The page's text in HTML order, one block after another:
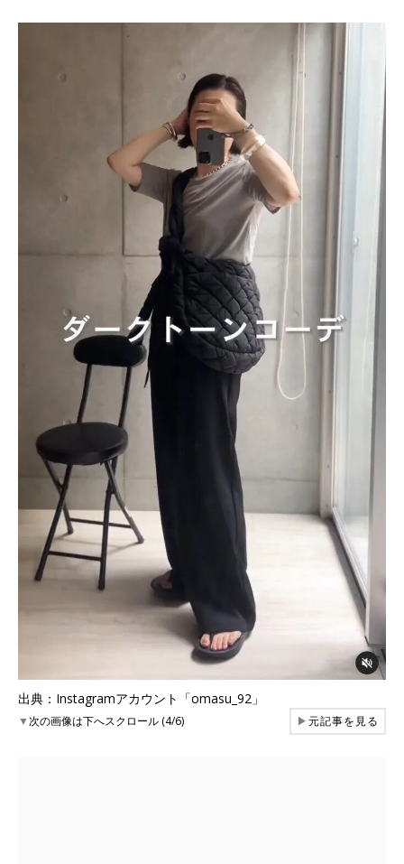
出典：Instagramアカウント「omasu_92」
▼次の画像は下へスクロール (4/6) ▶元記事を見る